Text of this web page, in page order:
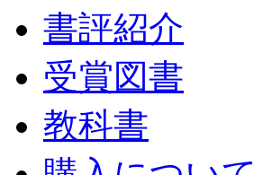
書評紹介
受賞図書
教科書